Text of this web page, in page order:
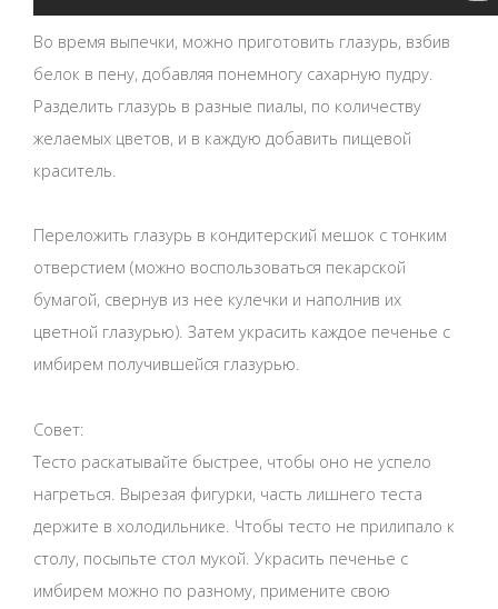
Во время выпечки, можно приготовить глазурь, взбив
белок в пену, добавляя понемногу сахарную пудру.
Разделить глазурь в разные пиалы, по количеству
желаемых цветов, и в каждую добавить пищевой
краситель.
Переложить глазурь в кондитерский мешок с тонким
отверстием (можно воспользоваться пекарской
бумагой, свернув из нее кулечки и наполнив их
цветной глазурью). Затем украсить каждое печенье с
имбирем получившейся глазурью.
Совет:
Тесто раскатывайте быстрее, чтобы оно не успело
нагреться. Вырезая фигурки, часть лишнего теста
держите в холодильнике. Чтобы тесто не прилипало к
столу, посыпьте стол мукой. Украсить печенье с
имбирем можно по разному, примените свою